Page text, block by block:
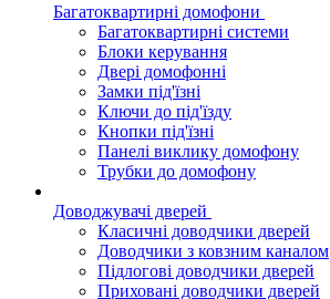
Багатоквартирні домофони
Багатоквартирні системи
Блоки керування
Двері домофонні
Замки під'їзні
Ключи до під'їзду
Кнопки під'їзні
Панелі виклику домофону
Трубки до домофону
Доводжувачі дверей
Класичні доводчики дверей
Доводчики з ковзним каналом
Підлогові доводчики дверей
Приховані доводчики дверей